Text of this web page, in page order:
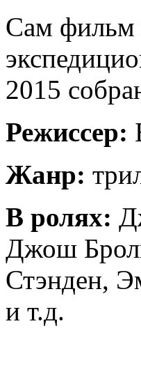
Сам фильм
2015
Режиссер:
Жанр:
В ролях:
Джош
Стэнден,
и т.д.